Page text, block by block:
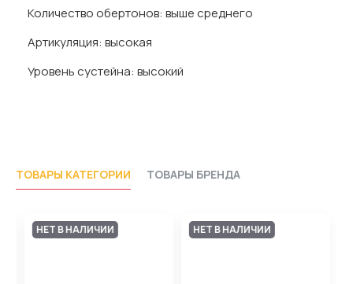
Количество обертонов: выше среднего
Артикуляция: высокая
Уровень сустейна: высокий
ТОВАРЫ КАТЕГОРИИ ТОВАРЫ БРЕНДА
НЕТ В НАЛИЧИИ НЕТ В НАЛИЧИИ